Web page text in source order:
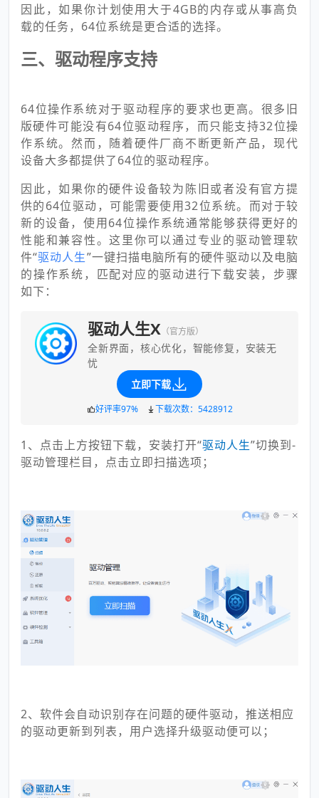
因此，如果你计划使用大于4GB的内存或从事高负
载的任务，64位系统是更合适的选择。
三、驱动程序支持
64位操作系统对于驱动程序的要求也更高。很多旧
版硬件可能没有64位驱动程序，而只能支持32位操
作系统。然而，随着硬件厂商不断更新产品，现代
设备大多都提供了64位的驱动程序。
因此，如果你的硬件设备较为陈旧或者没有官方提
供的64位驱动，可能需要使用32位系统。而对于较
新的设备，使用64位操作系统通常能够获得更好的
性能和兼容性。这里你可以通过专业的驱动管理软
件“驱动人生”一键扫描电脑所有的硬件驱动以及电脑
的操作系统，匹配对应的驱动进行下载安装，步骤
如下：
驱动人生X （官方版）
全新界面，核心优化，智能修复，安装无
忧
立即下载
好评率97% 下载次数：5428912
1、点击上方按钮下载，安装打开“驱动人生”切换到-
驱动管理栏目，点击立即扫描选项；
2、软件会自动识别存在问题的硬件驱动，推送相应
的驱动更新到列表，用户选择升级驱动便可以；